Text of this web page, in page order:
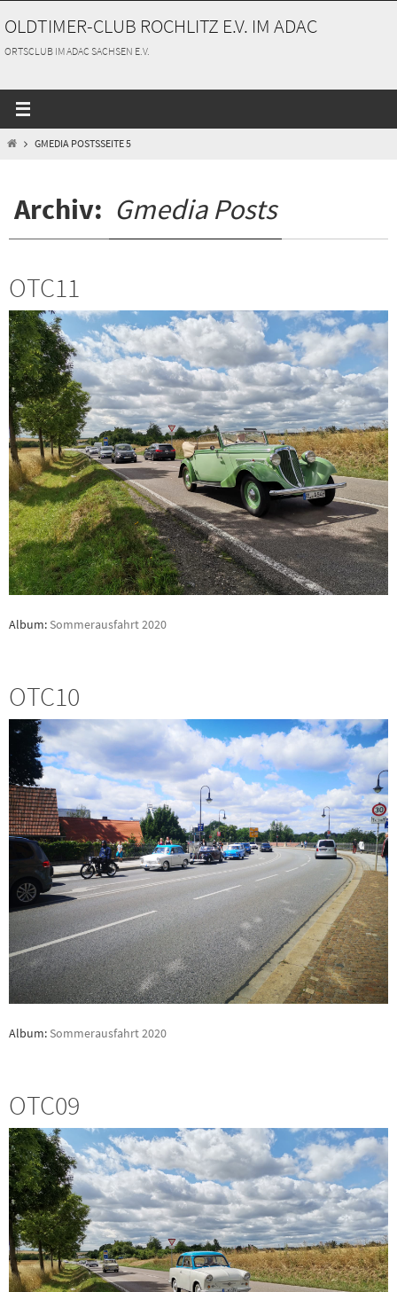
Inhalt
springen
OLDTIMER-CLUB ROCHLITZ E.V. IM ADAC
ORTSCLUB IM ADAC SACHSEN E.V.
STARTGMEDIA POSTSSEITE 5
Archiv: Gmedia Posts
OTC11
Album: Sommerausfahrt 2020
OTC10
Album: Sommerausfahrt 2020
OTC09